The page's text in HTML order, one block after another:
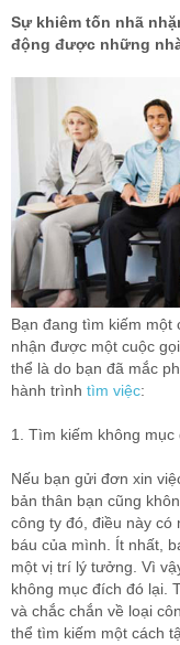
Sự khiêm tốn nhã
động được những
Bạn đang tìm kiếm
nhận được một cuộc
thể là do bạn đã mắc
hành trình tìm việc:
1. Tìm kiếm không mục
Nếu bạn gửi đơn xin
bản thân bạn cũng
công ty đó, điều này
báu của mình. Ít nhất,
một vị trí lý tưởng. Vì
không mục đích đó lại.
và chắc chắn về loại
thể tìm kiếm một cách